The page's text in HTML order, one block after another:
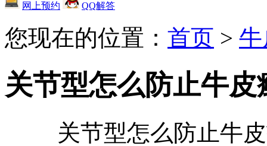
网上预约
QQ解答
您现在的位置： 首页 >
关节型怎么防止牛皮
关节型怎么防止牛皮